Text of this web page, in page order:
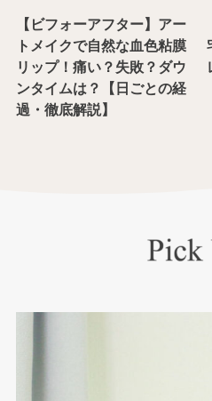
【ビフォーアフター】アー
トメイクで自然な血色粘膜
リップ！痛い？失敗？ダウ
ンタイムは？【日ごとの経
過・徹底解説】